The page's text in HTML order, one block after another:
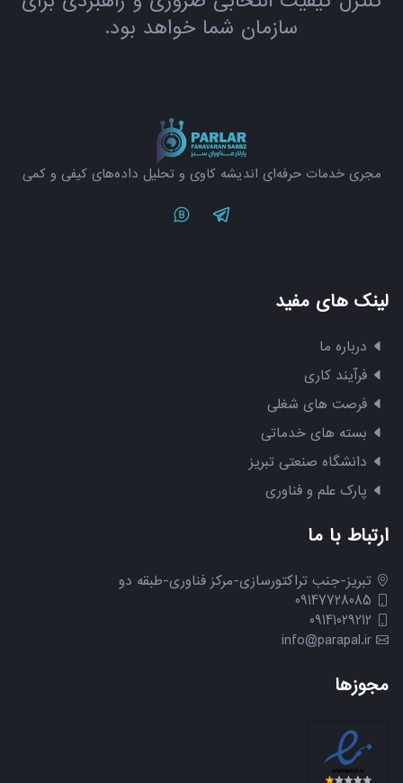
سازمان شما خواهد بود.
مجری خدمات حرفه‌ای اندیشه کاوی و تحلیل داده‌های کیفی و کمی
Telegram
Twitter
لینک های مفید
درباره ما
فرآیند کاری
فرصت های شغلی
بسته های خدماتی
دانشگاه صنعتی تبریز
پارک علم و فناوری
ارتباط با ما
تبریز-جنب تراکتورسازی-مرکز فناوری-طبقه دو
09147728085
09141029212
info@parapal.ir
مجوزها